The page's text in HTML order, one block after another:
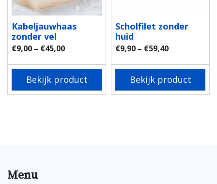
Kabeljauwhaas
zonder vel
€9,00 – €45,00
Bekijk product
Scholfilet zonder
huid
€9,90 – €59,40
Bekijk product
Menu